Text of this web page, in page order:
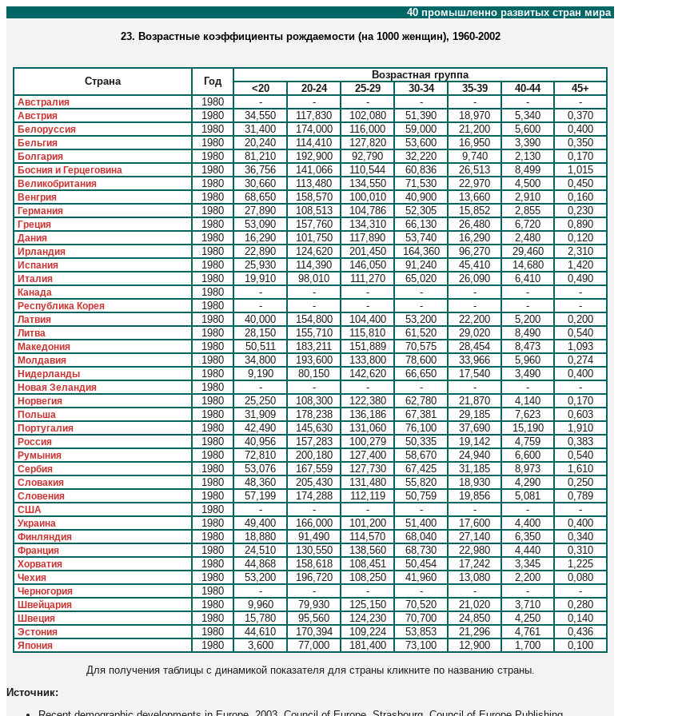
40 промышленно развитых стран мира
23. Возрастные коэффициенты рождаемости (на 1000 женщин), 1960-2002
Страна Год
Возрастная группа
<20
20-24 25-29 30-34 35-39 40-44 45+
Австралия 1980 - - - - - - -
Австрия 1980 34,550 117,830 102,080 51,390 18,970 5,340 0,370
Белоруссия 1980 31,400 174,000 116,000 59,000 21,200 5,600 0,400
Бельгия 1980 20,240 114,410 127,820 53,600 16,950 3,390 0,350
Болгария 1980 81,210 192,900 92,790 32,220 9,740 2,130 0,170
Босния и Герцеговина 1980 36,756 141,066 110,544 60,836 26,513 8,499 1,015
Великобритания 1980 30,660 113,480 134,550 71,530 22,970 4,500 0,450
Венгрия 1980 68,650 158,570 100,010 40,900 13,660 2,910 0,160
Германия 1980 27,890 108,513 104,786 52,305 15,852 2,855 0,230
Греция 1980 53,090 157,760 134,310 66,130 26,480 6,720 0,890
Дания 1980 16,290 101,750 117,890 53,740 16,290 2,480 0,120
Ирландия 1980 22,890 124,620 201,450 164,360 96,270 29,460 2,310
Испания 1980 25,930 114,390 146,050 91,240 45,410 14,680 1,420
Италия 1980 19,910 98,010 111,270 65,020 26,090 6,410 0,490
Канада 1980 - - - - - - -
Республика Корея 1980 - - - - - - -
Латвия 1980 40,000 154,800 104,400 53,200 22,200 5,200 0,200
Литва 1980 28,150 155,710 115,810 61,520 29,020 8,490 0,540
Македония 1980 50,511 183,211 151,889 70,575 28,454 8,473 1,093
Молдавия 1980 34,800 193,600 133,800 78,600 33,966 5,960 0,274
Нидерланды 1980 9,190 80,150 142,620 66,650 17,540 3,490 0,400
Новая Зеландия 1980 - - - - - - -
Норвегия 1980 25,250 108,300 122,380 62,780 21,870 4,140 0,170
Польша 1980 31,909 178,238 136,186 67,381 29,185 7,623 0,603
Португалия 1980 42,490 145,630 131,060 76,100 37,690 15,190 1,910
Россия 1980 40,956 157,283 100,279 50,335 19,142 4,759 0,383
Румыния 1980 72,810 200,180 127,400 58,670 24,940 6,600 0,540
Сербия 1980 53,076 167,559 127,730 67,425 31,185 8,973 1,610
Словакия 1980 48,360 205,430 131,480 55,820 18,930 4,290 0,250
Словения 1980 57,199 174,288 112,119 50,759 19,856 5,081 0,789
США 1980 - - - - - - -
Украина 1980 49,400 166,000 101,200 51,400 17,600 4,400 0,400
Финляндия 1980 18,880 91,490 114,570 68,040 27,140 6,350 0,340
Франция 1980 24,510 130,550 138,560 68,730 22,980 4,440 0,310
Хорватия 1980 44,868 158,618 108,451 50,454 17,242 3,345 1,225
Чехия 1980 53,200 196,720 108,250 41,960 13,080 2,200 0,080
Черногория 1980 - - - - - - -
Швейцария 1980 9,960 79,930 125,150 70,520 21,020 3,710 0,280
Швеция 1980 15,780 95,560 124,230 70,700 24,850 4,250 0,140
Эстония 1980 44,610 170,394 109,224 53,853 21,296 4,761 0,436
Япония 1980 3,600 77,000 181,400 73,100 12,900 1,700 0,100
Для получения таблицы с динамикой показателя для страны кликните по названию страны.
Источник: